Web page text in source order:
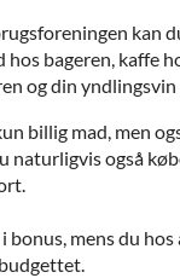
kan
hos bageren, kaffe
og din
billig mad, men
naturligvis også
bonus, mens du